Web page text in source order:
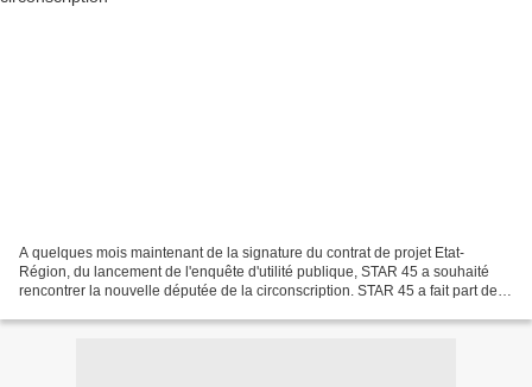
A quelques mois maintenant de la signature du contrat de projet Etat-
Région, du lancement de l'enquête d'utilité publique, STAR 45 a souhaité
rencontrer la nouvelle députée de la circonscription. STAR 45 a fait part de